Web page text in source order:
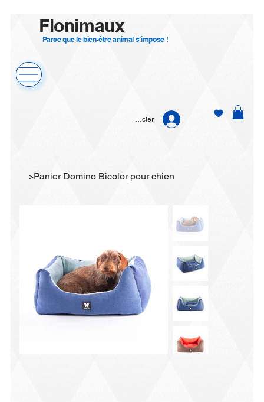
Flonimaux
Parce que le bien-être animal s’impose !
Se connecter
>Panier Domino Bicolor pour chien